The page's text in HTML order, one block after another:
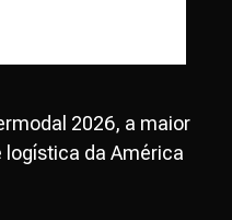
2026, a maior
logística da América